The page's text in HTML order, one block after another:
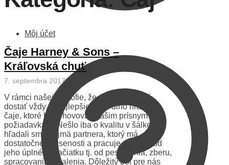
Môj účet
Čaje Harney & Sons –
Kráľovská chuť
7. septembra 2017
V rámci našej filozofie, že zákazník musí
dostať vždy to najlepšie, sme dlho hľadali
čaje, ktoré by vyhovovali našim prísnym
požiadavkam. Nešlo iba o kvalitu v šálke, ale
hľadali sme najmä partnera, ktorý má
dostatočné skúsenosti a pracuje s čajom od
jeho úplného začiatku tj. od pestovania, zberu,
spracovania a balenia. Dôležitý bol pre nás